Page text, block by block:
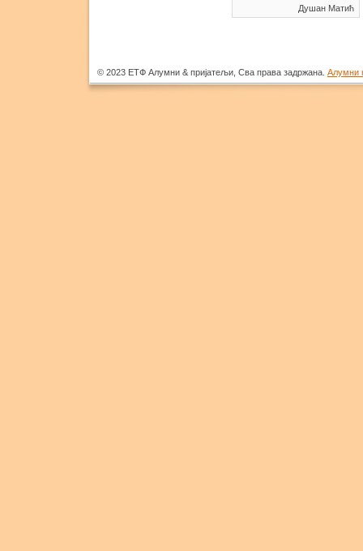
Душан Матић
© 2023 ЕТФ Алумни & пријатељи, Сва права задржана. Алумни